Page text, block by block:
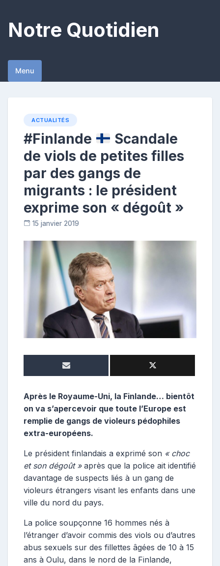
content
Notre Quotidien
Menu
ACTUALITÉS
#Finlande
Scandale
de viols de petites filles
par des gangs de
migrants : le président
exprime son « dégoût »
15 janvier 2019
n
t
r
i
b
u
t
i
Après le Royaume-Uni, la Finlande… bientôt
on va s’apercevoir que toute l’Europe est
remplie de gangs de violeurs pédophiles
extra-européens.
Le président finlandais a exprimé son « choc
et son dégoût »après que la police ait identifié
davantage de suspects liés à un gang de
violeurs étrangers visant les enfants dans une
ville du nord du pays.
La police soupçonne 16 hommes nés à
l’étranger d’avoir commis des viols ou d’autres
abus sexuels sur des fillettes âgées de 10 à 15
ans à Oulu, dans le nord de la Finlande,